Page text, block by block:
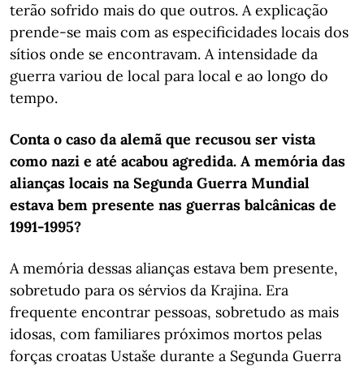
terão sofrido mais do que outros. A explicação
prende-se mais com as especificidades locais dos
sítios onde se encontravam. A intensidade da
guerra variou de local para local e ao longo do
tempo.
Conta o caso da alemã que recusou ser vista
como nazi e até acabou agredida. A memória das
alianças locais na Segunda Guerra Mundial
estava bem presente nas guerras balcânicas de
1991-1995?
A memória dessas alianças estava bem presente,
sobretudo para os sérvios da Krajina. Era
frequente encontrar pessoas, sobretudo as mais
idosas, com familiares próximos mortos pelas
forças croatas Ustaše durante a Segunda Guerra